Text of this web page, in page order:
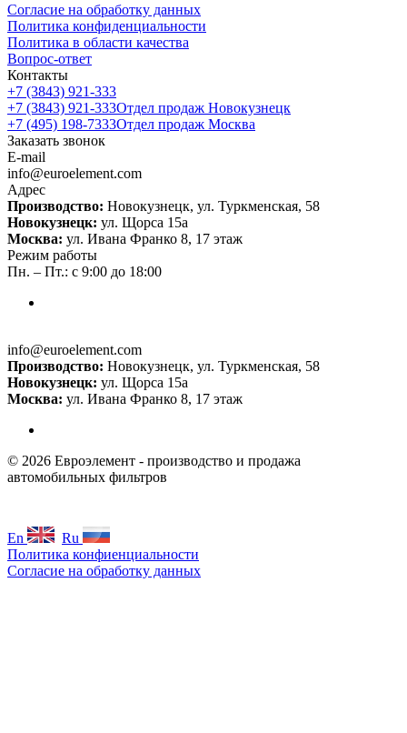
Согласие на обработку данных
Политика конфиденциальности
Политика в области качества
Вопрос-ответ
Контакты
+7 (3843) 921-333
+7 (3843) 921-333Отдел продаж Новокузнецк
+7 (495) 198-7333Отдел продаж Москва
Заказать звонок
E-mail
info@euroelement.com
Адрес
Производство: Новокузнецк, ул. Туркменская, 58
Новокузнецк: ул. Щорса 15а
Москва: ул. Ивана Франко 8, 17 этаж
Режим работы
Пн. – Пт.: с 9:00 до 18:00
info@euroelement.com
Производство: Новокузнецк, ул. Туркменская, 58
Новокузнецк: ул. Щорса 15а
Москва: ул. Ивана Франко 8, 17 этаж
© 2026 Евроэлемент - производство и продажа
автомобильных фильтров
En
Ru
Политика конфиенциальности
Согласие на обработку данных